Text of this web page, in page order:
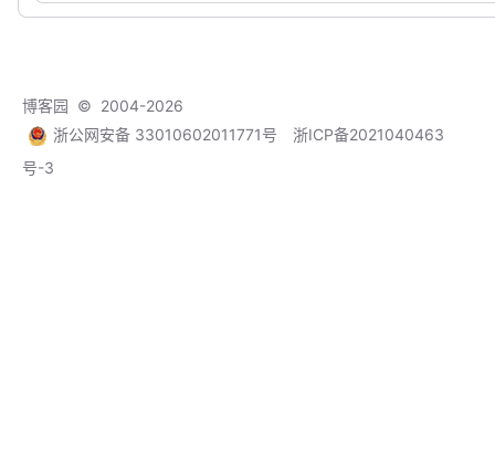
博客园 © 2004-2026
浙公网安备 33010602011771号
浙ICP备2021040463
号-3